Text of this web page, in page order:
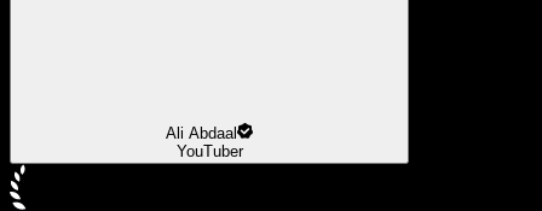
Ali Abdaal
YouTuber